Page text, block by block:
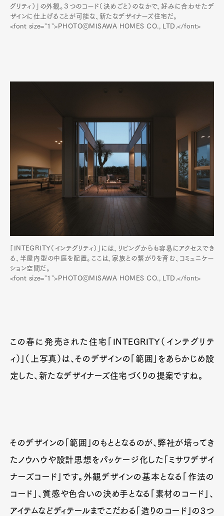
グリティ）」の外観。３つのコード（決めごと）のなかで、好みに合わせたデ
ザインに仕上げることが可能な、新たなデザイナーズ住宅だ。
<font size="1">PHOTOⓒMISAWA HOMES CO., LTD.</font>
「INTEGRITY（インテグリティ）」には、リビングからも容易にアクセスでき
る、半屋内型の中庭を配置。ここは、家族との繋がりを育む、コミュニケー
ション空間だ。
<font size="1">PHOTOⓒMISAWA HOMES CO., LTD.</font>
この春に発売された住宅「INTEGRITY（インテグリテ
ィ）」（上写真）は、そのデザインの「範囲」をあらかじめ設
定した、新たなデザイナーズ住宅づくりの提案ですね。
そのデザインの「範囲」のもととなるのが、弊社が培ってき
たノウハウや設計思想をパッケージ化した「ミサワデザイ
ナーズコード」です。外観デザインの基本となる「作法の
コード」、質感や色合いの決め手となる「素材のコード」、
アイテムなどディテールまでこだわる「造りのコード」の3つ